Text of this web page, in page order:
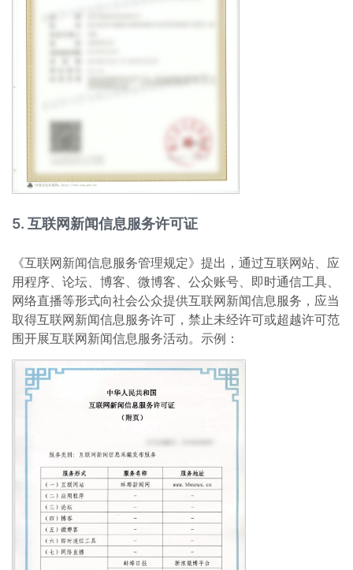
5. 互联网新闻信息服务许可证
《互联网新闻信息服务管理规定》提出，通过互联网站、应
用程序、论坛、博客、微博客、公众账号、即时通信工具、
网络直播等形式向社会公众提供互联网新闻信息服务，应当
取得互联网新闻信息服务许可，禁止未经许可或超越许可范
围开展互联网新闻信息服务活动。示例：